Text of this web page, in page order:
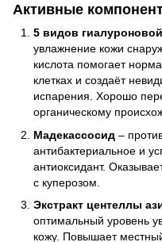
Активные
5 видов
увлажнение кожи
кислота помогает
клетках и создаёт
испарения. Хорошо
органическому
Мадекассосид –
антибактериальное и
антиоксидант.
с куперозом.
Экстракт центеллы
оптимальный уровень
кожу. Повышает